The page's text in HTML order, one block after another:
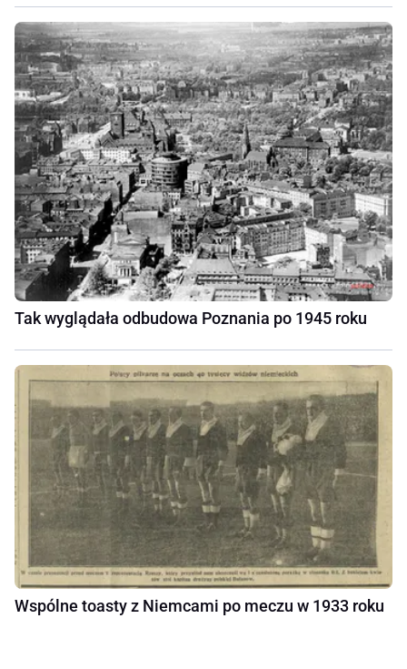
Tak wyglądała odbudowa Poznania po 1945 roku
Wspólne toasty z Niemcami po meczu w 1933 roku